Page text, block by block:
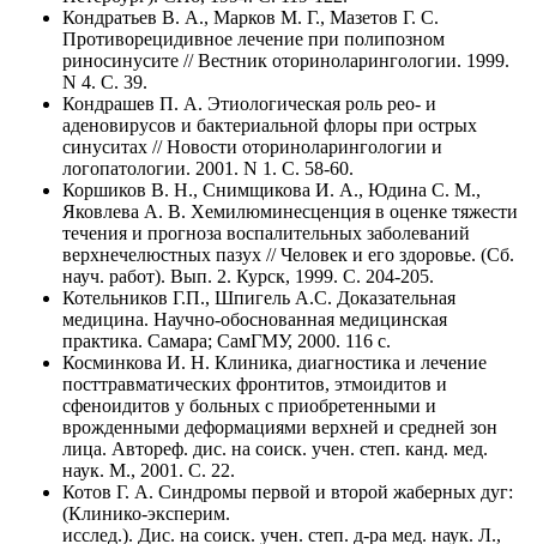
Кондратьев В. А., Марков М. Г., Мазетов Г. С.
Противорецидивное лечение при полипозном
риносинусите // Вестник оториноларингологии. 1999.
N 4. C. 39.
Кондрашев П. А. Этиологическая роль рео- и
аденовирусов и бактериальной флоры при острых
синуситах // Новости оториноларингологии и
логопатологии. 2001. N 1. C. 58-60.
Коршиков В. Н., Снимщикова И. А., Юдина С. М.,
Яковлева А. В. Хемилюминесценция в оценке тяжести
течения и прогноза воспалительных заболеваний
верхнечелюстных пазух // Человек и его здоровье. (Сб.
науч. работ). Вып. 2. Курск, 1999. C. 204-205.
Котельников Г.П., Шпигель А.С. Доказательная
медицина. Научно-обоснованная медицинская
практика. Самара; СамГМУ, 2000. 116 с.
Косминкова И. Н. Клиника, диагностика и лечение
посттравматических фронтитов, этмоидитов и
сфеноидитов у больных с приобретенными и
врожденными деформациями верхней и средней зон
лица. Автореф. дис. на соиск. учен. степ. канд. мед.
наук. М., 2001. C. 22.
Котов Г. А. Синдромы первой и второй жаберных дуг:
(Клинико-эксперим.
исслед.). Дис. на соиск. учен. степ. д-ра мед. наук. Л.,